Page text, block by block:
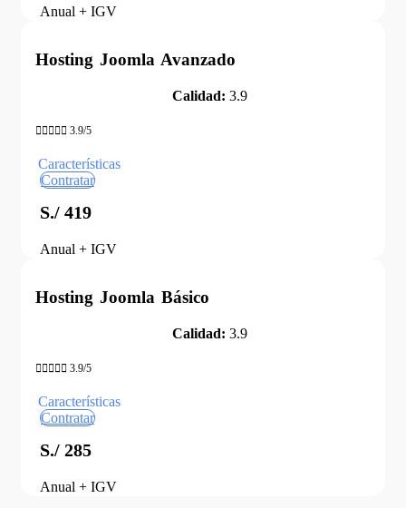
Anual + IGV
Hosting Joomla Avanzado
Calidad: 3.9
 3.9/5
Características
Contratar
S./ 419
Anual + IGV
Hosting Joomla Básico
Calidad: 3.9
 3.9/5
Características
Contratar
S./ 285
Anual + IGV